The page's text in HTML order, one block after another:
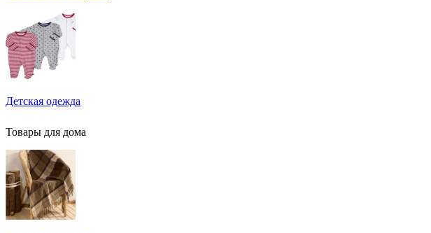
Детская одежда
Товары для дома